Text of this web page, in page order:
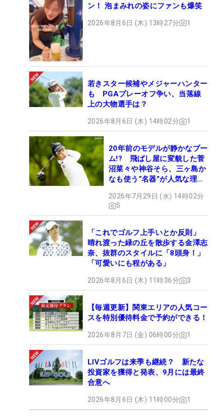
ン！ 泡まみれの姿にファンも爆笑
2026年8月6日 (木) 13時27分 1
若きスター候補やメジャーハンター
も PGAプレーオフ争い、当落線
上の大物選手は？
2026年8月6日 (木) 14時02分 1
20年前のモデルが静かなブー
ム!? 飛ばし屋に変貌した菅
沼菜々や神谷そら、三ヶ島か
なも使う“名器”が人気な理由
ギア”】
2026年7月29日 (水) 14時02分
5
「これでゴルフ上手いとか反則」
晴れ渡った緑の丘を散歩する金澤志
奈、抜群のスタイルに「8頭身！」
「可愛いにも程がある」
2026年8月6日 (木) 11時36分 3
【毎週更新】関東エリアの人気コー
スを特別優待料金で予約ができる！
2026年8月7日 (金) 06時00分 1
LIVゴルフは来季も継続？ 新たな
投資家を獲得と発表、9月には最終
合意へ
2026年8月6日 (木) 11時00分 1